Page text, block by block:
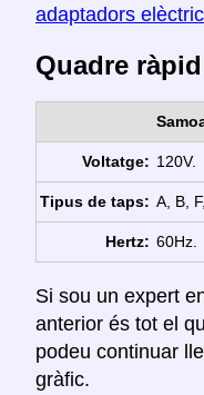
adaptadors
Quadre
Voltatge: 120V.
Tipus de taps: A, B,
Hertz: 60Hz.
Si sou un expert
anterior és tot el
podeu continuar
gràfic.